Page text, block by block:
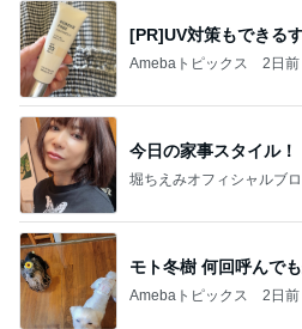
今日の家事スタイル！
堀ちえみオフィシャルブ
モト冬樹 何回呼んでも
Amebaトピックス 2日前
【ＮＴＴ】～【高松
【アルビス】お買い物
株主優待を楽しんで～